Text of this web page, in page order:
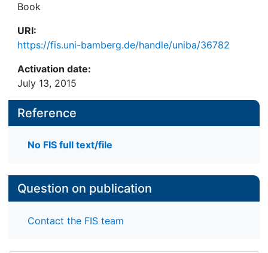
Book
URI:
https://fis.uni-bamberg.de/handle/uniba/36782
Activation date:
July 13, 2015
Reference
No FIS full text/file
Question on publication
Contact the FIS team